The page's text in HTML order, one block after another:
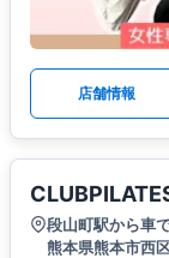
店舗情報
段山町駅から車
熊本県熊本市西